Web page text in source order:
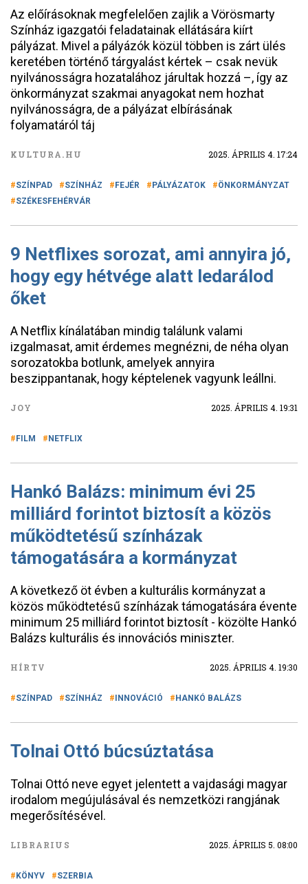
Az előírásoknak megfelelően zajlik a Vörösmarty
Színház igazgatói feladatainak ellátására kiírt
pályázat. Mivel a pályázók közül többen is zárt ülés
keretében történő tárgyalást kértek – csak nevük
nyilvánosságra hozatalához járultak hozzá –, így az
önkormányzat szakmai anyagokat nem hozhat
nyilvánosságra, de a pályázat elbírásának
folyamatáról táj
KULTURA.HU 2025. ÁPRILIS 4. 17:24
SZÍNPAD SZÍNHÁZ FEJÉR PÁLYÁZATOK
ÖNKORMÁNYZAT
SZÉKESFEHÉRVÁR
9 Netflixes sorozat, ami annyira jó,
hogy egy hétvége alatt ledarálod
őket
A Netflix kínálatában mindig találunk valami
izgalmasat, amit érdemes megnézni, de néha olyan
sorozatokba botlunk, amelyek annyira
beszippantanak, hogy képtelenek vagyunk leállni.
JOY 2025. ÁPRILIS 4. 19:31
FILM NETFLIX
Hankó Balázs: minimum évi 25
milliárd forintot biztosít a közös
működtetésű színházak
támogatására a kormányzat
A következő öt évben a kulturális kormányzat a
közös működtetésű színházak támogatására évente
minimum 25 milliárd forintot biztosít - közölte Hankó
Balázs kulturális és innovációs miniszter.
HÍRTV 2025. ÁPRILIS 4. 19:30
SZÍNPAD SZÍNHÁZ INNOVÁCIÓ HANKÓ BALÁZS
Tolnai Ottó búcsúztatása
Tolnai Ottó neve egyet jelentett a vajdasági magyar
irodalom megújulásával és nemzetközi rangjának
megerősítésével.
LIBRARIUS 2025. ÁPRILIS 5. 08:00
KÖNYV SZERBIA